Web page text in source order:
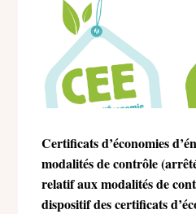
Certificats d’économies
modalités de contrôle
relatif aux modalités de
dispositif des certificats